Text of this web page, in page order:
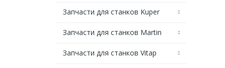
Запчасти для станков Kuper
Запчасти для станков Martin
Запчасти для станков Vitap